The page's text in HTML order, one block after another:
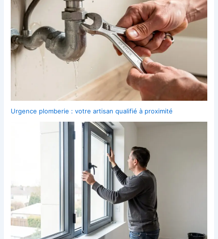
Urgence plomberie : votre artisan qualifié à proximité